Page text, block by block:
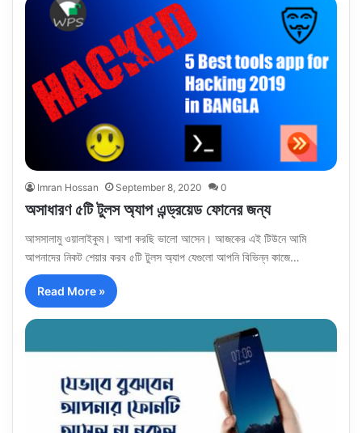
Imran Hossan September 8, 2020 0
অসাধারণ ৫টি টুলস অ্যাপ এন্ড্রয়েড ফোনের জন্য
আসসালামু ওয়ালাইকুম। আশা করছি ভালো আসেন। আজকের এই টিউনে আমি
আপনাদের নিকট শেয়ার করব ৫টি টুলস অ্যাপ যেগুলো আপনি বিভিন্ন কাজে…
Read More »